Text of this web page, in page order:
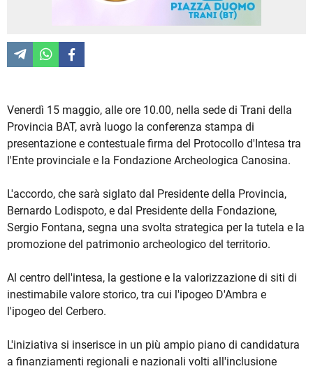
Venerdì 15 maggio, alle ore 10.00, nella sede di Trani della
Provincia BAT, avrà luogo la conferenza stampa di
presentazione e contestuale firma del Protocollo d'Intesa tra
l'Ente provinciale e la Fondazione Archeologica Canosina.
L'accordo, che sarà siglato dal Presidente della Provincia,
Bernardo Lodispoto, e dal Presidente della Fondazione,
Sergio Fontana, segna una svolta strategica per la tutela e la
promozione del patrimonio archeologico del territorio.
Al centro dell'intesa, la gestione e la valorizzazione di siti di
inestimabile valore storico, tra cui l'ipogeo D'Ambra e
l'ipogeo del Cerbero.
L'iniziativa si inserisce in un più ampio piano di candidatura
a finanziamenti regionali e nazionali volti all'inclusione